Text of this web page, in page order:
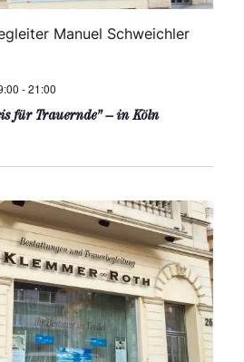
-21:00
für Trauernde” – in Köln
Manuel Schweichler